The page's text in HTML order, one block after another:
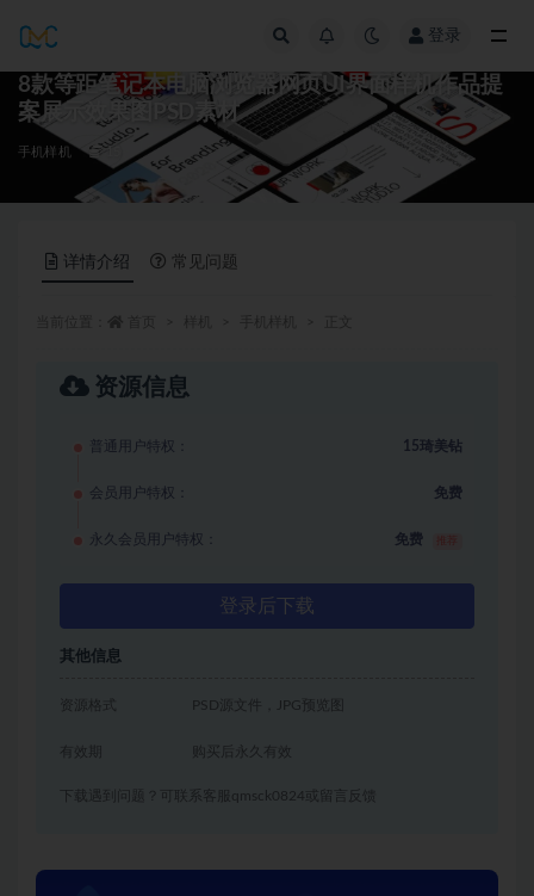
登录
8款等距笔记本电脑浏览器网页UI界面样机作品提
案展示效果图PSD素材
手机样机 15
详情介绍 常见问题
资源信息
普通用户特权： 15琦美钻
会员用户特权： 免费
永久会员用户特权： 免费
登录后下载
其他信息
资源格式 PSD源文件，JPG预览图
有效期 购买后永久有效
下载遇到问题？可联系客服qmsck0824或留言反馈